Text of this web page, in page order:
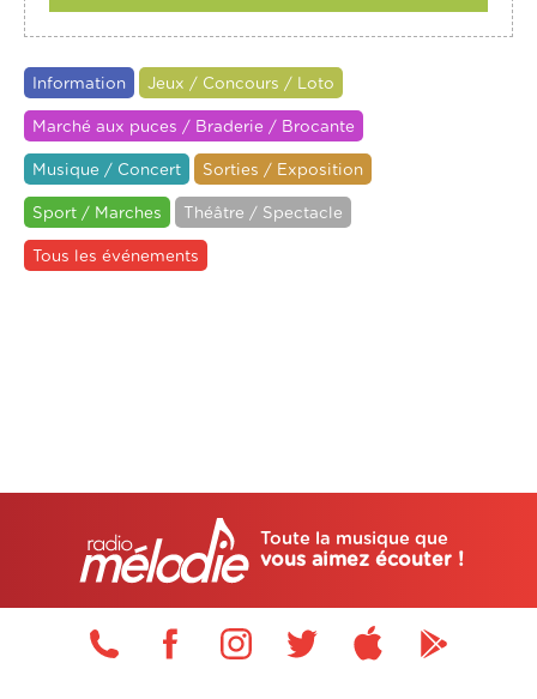
Information Jeux / Concours / Loto
Marché aux puces / Braderie / Brocante
Musique / Concert Sorties / Exposition
Sport / Marches Théâtre / Spectacle
Tous les événements
Toute la musique que
vous aimez écouter !